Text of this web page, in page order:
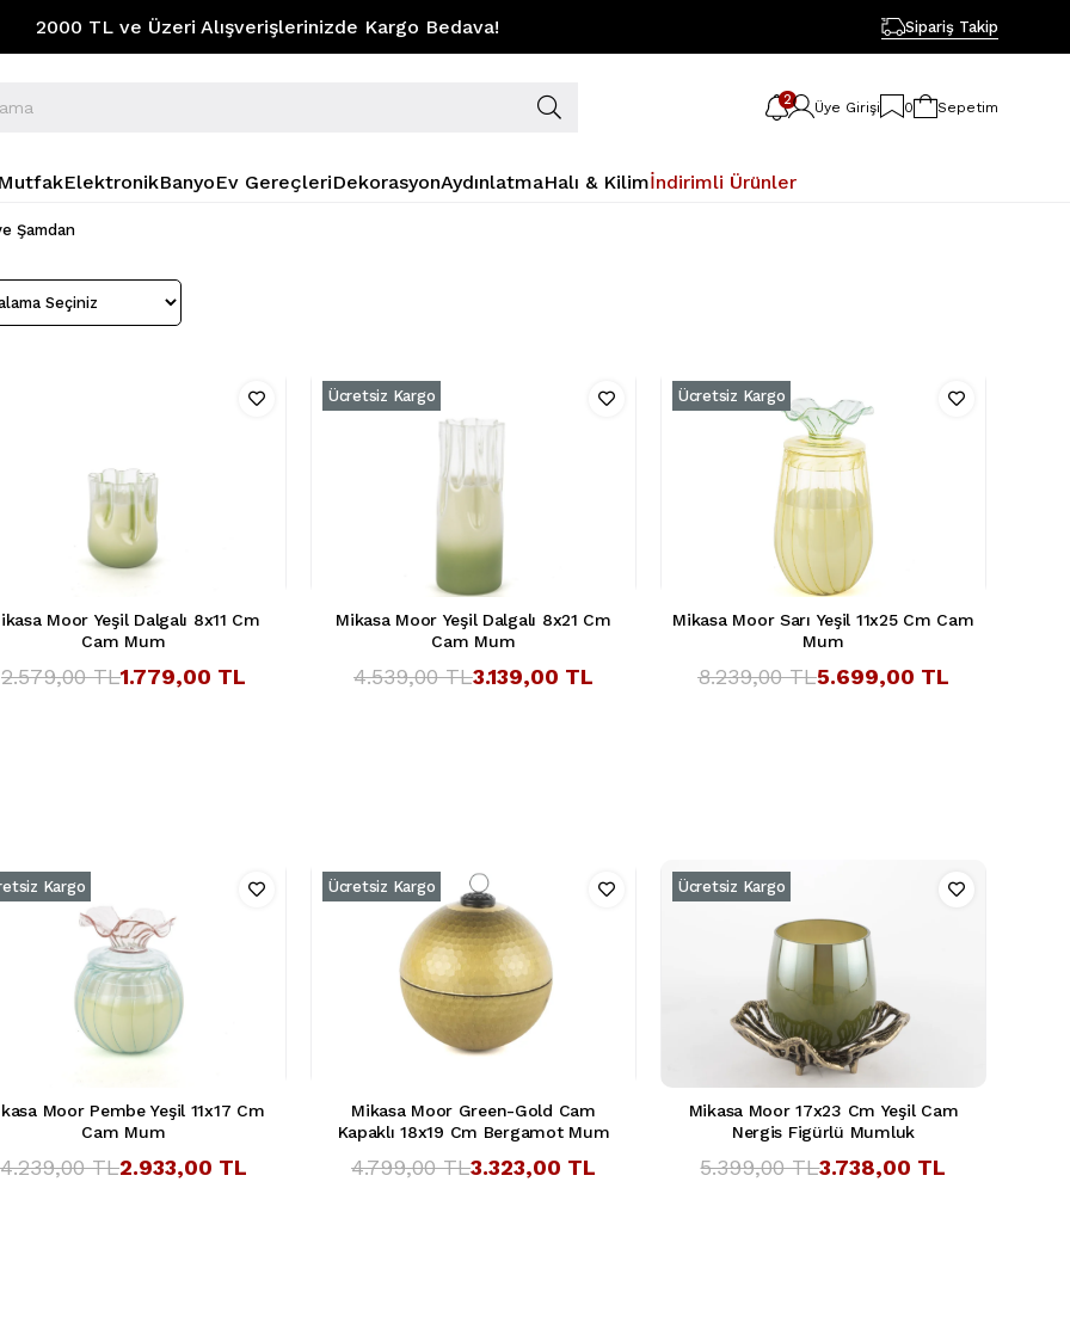
2000 TL ve Üzeri Alışverişlerinizde Kargo Bedava! Sipariş Takip
2 Üye Girişi 0 Sepetim
ElektronikBanyoEv GereçleriDekorasyonAydınlatmaHalı & Kilimİndirimli Ürünler
Şamdan
Moor Yeşil Dalgalı 8x11 Cm
Cam Mum
1.779,00 TL
2.579,00 TL
Mikasa Moor Yeşil Dalgalı 8x21 Cm
Cam Mum
3.139,00 TL
4.539,00 TL
Ücretsiz Kargo
Mikasa Moor Sarı Yeşil 11x25 Cm Cam
Mum
5.699,00 TL
8.239,00 TL
Ücretsiz Kargo
Moor Pembe Yeşil 11x17 Cm
Cam Mum
2.933,00 TL
4.239,00 TL
Kargo
Mikasa Moor Green-Gold Cam
Kapaklı 18x19 Cm Bergamot Mum
3.323,00 TL
4.799,00 TL
Ücretsiz Kargo
Mikasa Moor 17x23 Cm Yeşil Cam
Nergis Figürlü Mumluk
3.738,00 TL
5.399,00 TL
Ücretsiz Kargo